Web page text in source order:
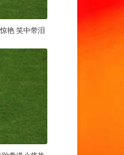
艳 笑中带泪